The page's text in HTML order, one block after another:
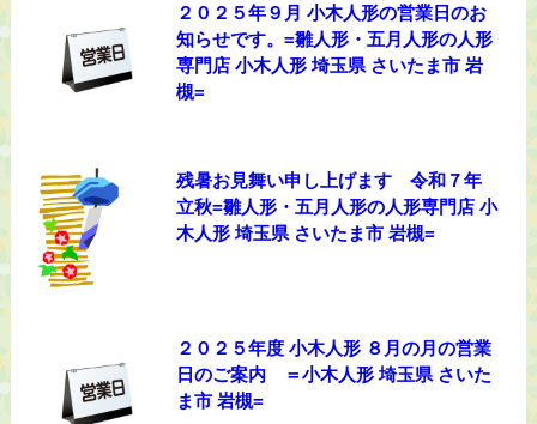
２０２５年９月 小木人形の営業日のお
知らせです。=雛人形・五月人形の人形
専門店 小木人形 埼玉県 さいたま市 岩
槻=
残暑お見舞い申し上げます 令和７年
立秋=雛人形・五月人形の人形専門店 小
木人形 埼玉県 さいたま市 岩槻=
２０２５年度 小木人形 ８月の月の営業
日のご案内 ＝小木人形 埼玉県 さいた
ま市 岩槻=